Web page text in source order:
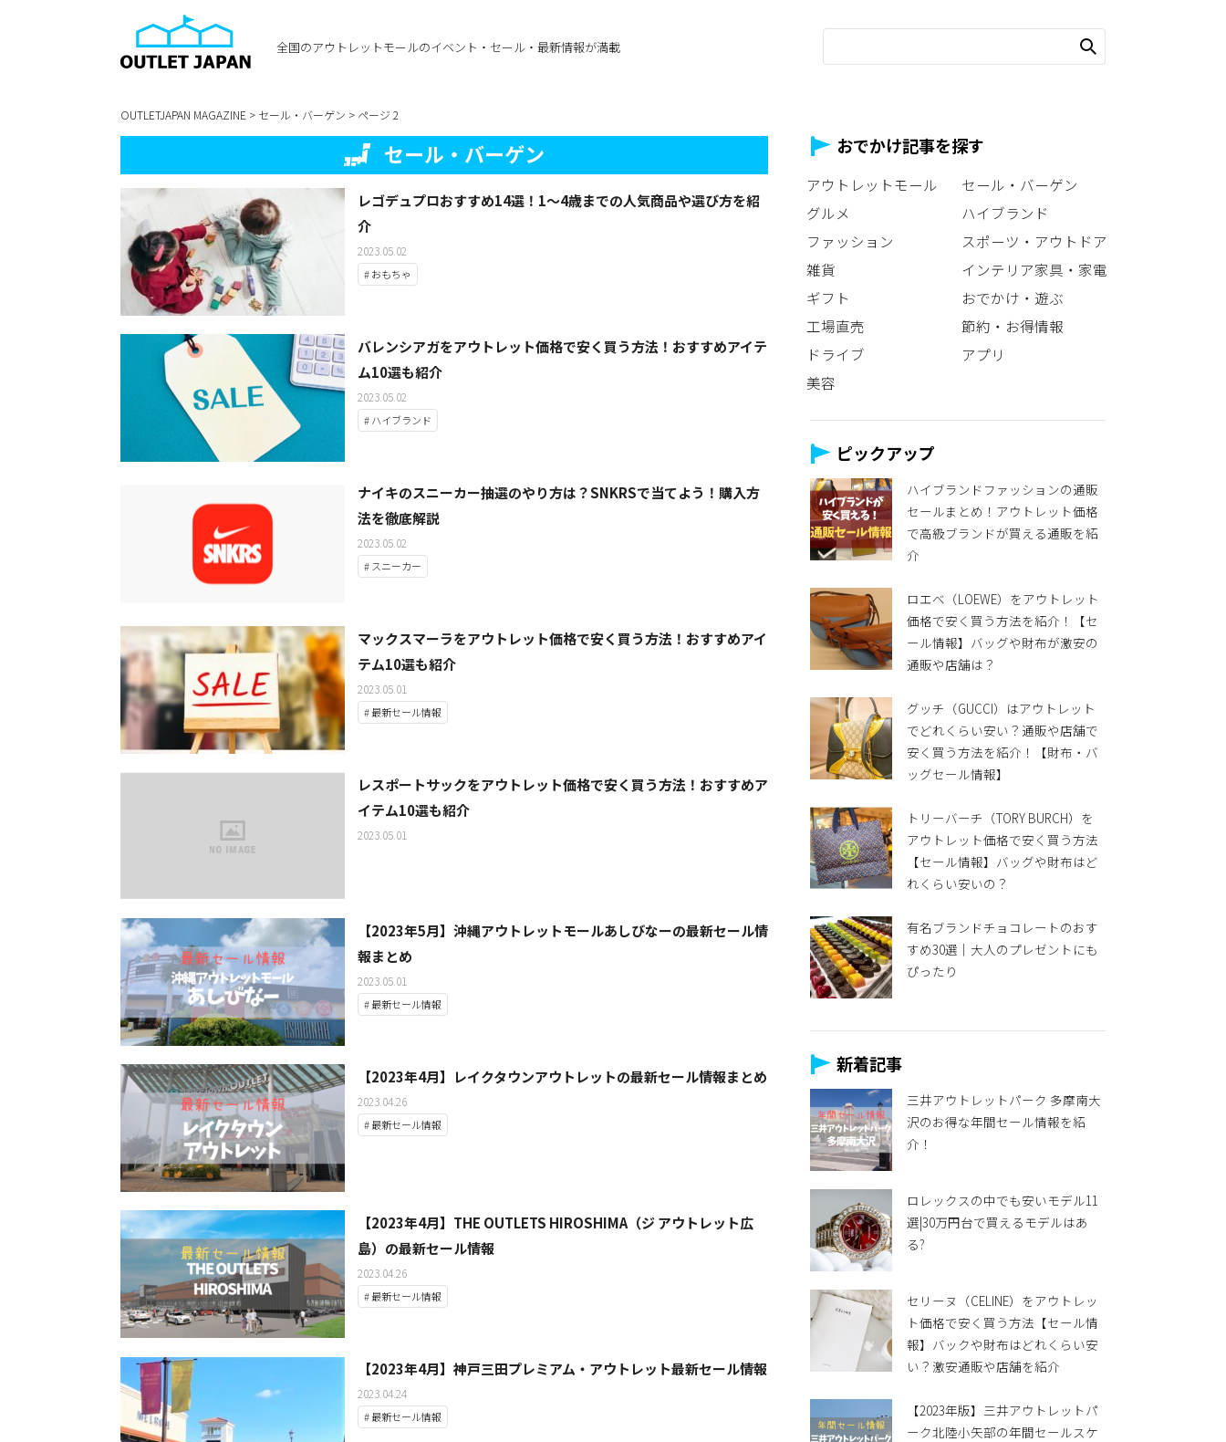
全国のアウトレットモールのイベント・セール・最新情報が満載
OUTLETJAPAN MAGAZINE > セール・バーゲン > ページ 2
セール・バーゲン
レゴデュプロおすすめ14選！1〜4歳までの人気商品や選び方を紹
介
2023.05.02
# おもちゃ
バレンシアガをアウトレット価格で安く買う方法！おすすめアイテ
ム10選も紹介
2023.05.02
# ハイブランド
ナイキのスニーカー抽選のやり方は？SNKRSで当てよう！購入方
法を徹底解説
2023.05.02
# スニーカー
マックスマーラをアウトレット価格で安く買う方法！おすすめアイ
テム10選も紹介
2023.05.01
# 最新セール情報
レスポートサックをアウトレット価格で安く買う方法！おすすめア
イテム10選も紹介
2023.05.01
【2023年5月】沖縄アウトレットモールあしびなーの最新セール情
報まとめ
2023.05.01
# 最新セール情報
【2023年4月】レイクタウンアウトレットの最新セール情報まとめ
2023.04.26
# 最新セール情報
【2023年4月】THE OUTLETS HIROSHIMA（ジ アウトレット広
島）の最新セール情報
2023.04.26
# 最新セール情報
【2023年4月】神戸三田プレミアム・アウトレット最新セール情報
2023.04.24
# 最新セール情報
おでかけ記事を探す
アウトレットモール
セール・バーゲン
グルメ
ハイブランド
ファッション
スポーツ・アウトドア
雑貨
インテリア家具・家電
ギフト
おでかけ・遊ぶ
工場直売
節約・お得情報
ドライブ
アプリ
美容
ピックアップ
ハイブランドファッションの通販
セールまとめ！アウトレット価格
で高級ブランドが買える通販を紹
介
ロエベ（LOEWE）をアウトレット
価格で安く買う方法を紹介！【セ
ール情報】バッグや財布が激安の
通販や店舗は？
グッチ（GUCCI）はアウトレット
でどれくらい安い？通販や店舗で
安く買う方法を紹介！【財布・バ
ッグセール情報】
トリーバーチ（TORY BURCH）を
アウトレット価格で安く買う方法
【セール情報】バッグや財布はど
れくらい安いの？
有名ブランドチョコレートのおす
すめ30選｜大人のプレゼントにも
ぴったり
新着記事
三井アウトレットパーク 多摩南大
沢のお得な年間セール情報を紹
介！
ロレックスの中でも安いモデル11
選|30万円台で買えるモデルはあ
る?
セリーヌ（CELINE）をアウトレッ
ト価格で安く買う方法【セール情
報】バックや財布はどれくらい安
い？激安通販や店舗を紹介
【2023年版】三井アウトレットパ
ーク北陸小矢部の年間セールスケ